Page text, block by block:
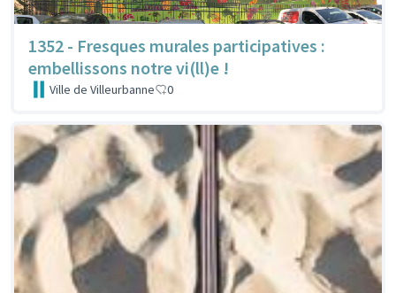
1352 - Fresques murales participatives :
embellissons notre vi(ll)e !
Ville de Villeurbanne 0